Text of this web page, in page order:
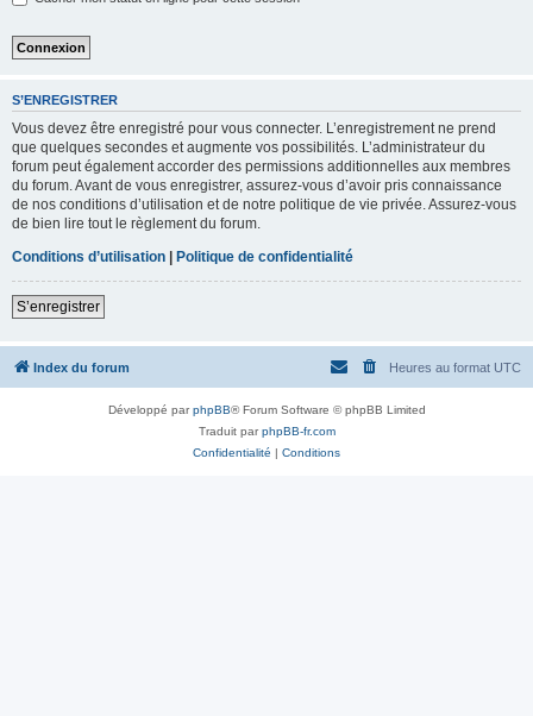
S’ENREGISTRER
Vous devez être enregistré pour vous connecter. L’enregistrement ne prend
que quelques secondes et augmente vos possibilités. L’administrateur du
forum peut également accorder des permissions additionnelles aux membres
du forum. Avant de vous enregistrer, assurez-vous d’avoir pris connaissance
de nos conditions d’utilisation et de notre politique de vie privée. Assurez-vous
de bien lire tout le règlement du forum.
Conditions d’utilisation | Politique de confidentialité
S’enregistrer
Index du forum Heures au format UTC
Développé parphpBB® Forum Software © phpBB Limited
Traduit parphpBB-fr.com
Confidentialité | Conditions